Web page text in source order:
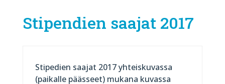
Stipendien saajat 2017
Stipedien saajat 2017 yhteiskuvassa
(paikalle päässeet) mukana kuvassa